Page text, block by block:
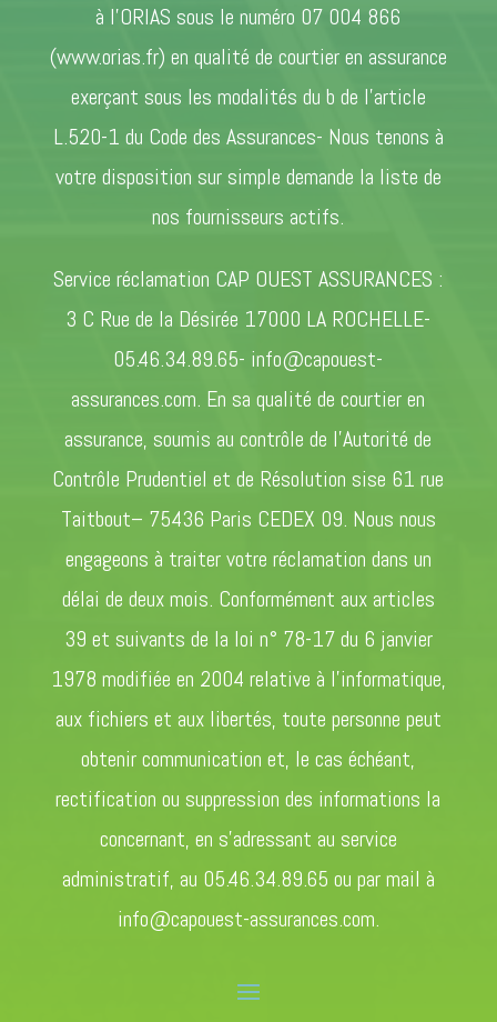
à l’ORIAS sous le numéro 07 004 866
(www.orias.fr) en qualité de courtier en assurance
exerçant sous les modalités du b de l’article
L.520-1 du Code des Assurances- Nous tenons à
votre disposition sur simple demande la liste de
nos fournisseurs actifs.
Service réclamation CAP OUEST ASSURANCES :
3 C Rue de la Désirée 17000 LA ROCHELLE-
05.46.34.89.65- info@capouest-
assurances.com. En sa qualité de courtier en
assurance, soumis au contrôle de l’Autorité de
Contrôle Prudentiel et de Résolution sise 61 rue
Taitbout– 75436 Paris CEDEX 09. Nous nous
engageons à traiter votre réclamation dans un
délai de deux mois. Conformément aux articles
39 et suivants de la loi n° 78-17 du 6 janvier
1978 modifiée en 2004 relative à l’informatique,
aux fichiers et aux libertés, toute personne peut
obtenir communication et, le cas échéant,
rectification ou suppression des informations la
concernant, en s’adressant au service
administratif, au 05.46.34.89.65 ou par mail à
info@capouest-assurances.com.